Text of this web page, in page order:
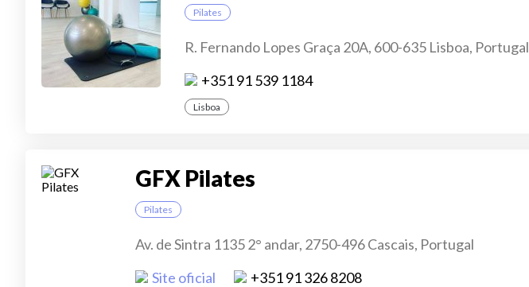
Pilates
R. Fernando Lopes Graça 20A, 600-635 Lisboa, Portugal
+351 91 539 1184
Lisboa
GFX Pilates
Pilates
Av. de Sintra 1135 2° andar, 2750-496 Cascais, Portugal
Site oficial
+351 91 326 8208